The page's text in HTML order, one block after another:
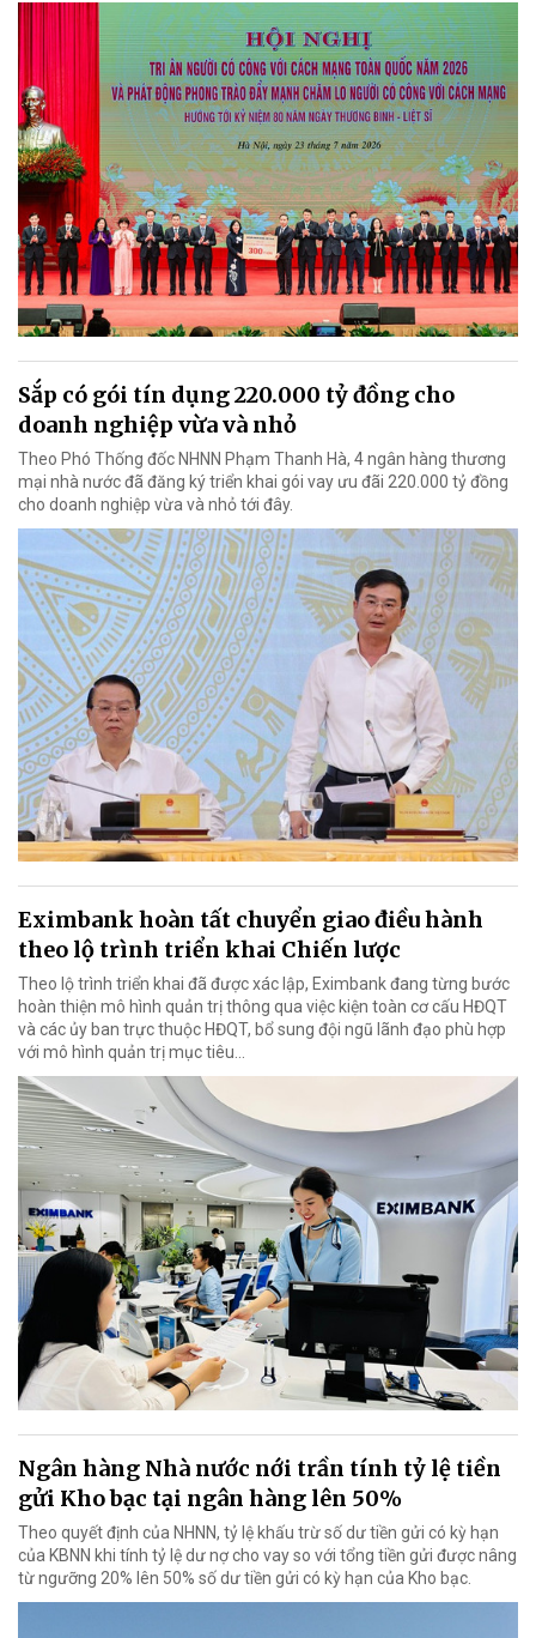
Sắp có gói tín dụng 220.000 tỷ đồng cho
doanh nghiệp vừa và nhỏ
Theo Phó Thống đốc NHNN Phạm Thanh Hà, 4 ngân hàng thương
mại nhà nước đã đăng ký triển khai gói vay ưu đãi 220.000 tỷ đồng
cho doanh nghiệp vừa và nhỏ tới đây.
Eximbank hoàn tất chuyển giao điều hành
theo lộ trình triển khai Chiến lược
Theo lộ trình triển khai đã được xác lập, Eximbank đang từng bước
hoàn thiện mô hình quản trị thông qua việc kiện toàn cơ cấu HĐQT
và các ủy ban trực thuộc HĐQT, bổ sung đội ngũ lãnh đạo phù hợp
với mô hình quản trị mục tiêu...
Ngân hàng Nhà nước nới trần tính tỷ lệ tiền
gửi Kho bạc tại ngân hàng lên 50%
Theo quyết định của NHNN, tỷ lệ khấu trừ số dư tiền gửi có kỳ hạn
của KBNN khi tính tỷ lệ dư nợ cho vay so với tổng tiền gửi được nâng
từ ngưỡng 20% lên 50% số dư tiền gửi có kỳ hạn của Kho bạc.